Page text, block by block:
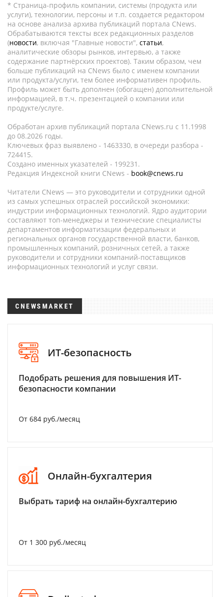
* Страница-профиль компании, системы (продукта или
услуги), технологии, персоны и т.п. создается редактором
на основе анализа архива публикаций портала CNews.
Обрабатываются тексты всех редакционных разделов
(новости, включая "Главные новости", статьи,
аналитические обзоры рынков, интервью, а также
содержание партнёрских проектов). Таким образом, чем
больше публикаций на CNews было с именем компании
или продукта/услуги, тем более информативен профиль.
Профиль может быть дополнен (обогащен) дополнительной
информацией, в т.ч. презентацией о компании или
продукте/услуге.
Обработан архив публикаций портала CNews.ru c 11.1998
до 08.2026 годы.
Ключевых фраз выявлено - 1463330, в очереди разбора -
724415.
Создано именных указателей - 199231.
Редакция Индексной книги CNews - book@cnews.ru
Читатели CNews — это руководители и сотрудники одной
из самых успешных отраслей российской экономики:
индустрии информационных технологий. Ядро аудитории
составляют топ-менеджеры и технические специалисты
департаментов информатизации федеральных и
региональных органов государственной власти, банков,
промышленных компаний, розничных сетей, а также
руководители и сотрудники компаний-поставщиков
информационных технологий и услуг связи.
CNEWSMARKET
ИТ-безопасность
Подобрать решения для повышения ИТ-
безопасности компании
От 684 руб./месяц
Онлайн-бухгалтерия
Выбрать тариф на онлайн-бухгалтерию
От 1 300 руб./месяц